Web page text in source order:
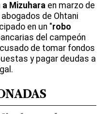
Mizuhara en marzo de
de Ohtani
en un "robo
del campeón
de tomar fondos
y pagar deudas a